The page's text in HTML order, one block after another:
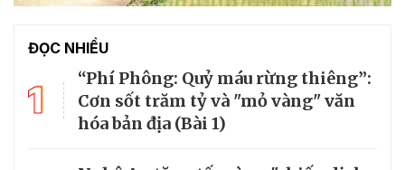
ĐỌC NHIỀU
1
“Phí Phông: Quỷ máu rừng thiêng”:
Cơn sốt trăm tỷ và "mỏ vàng" văn
hóa bản địa (Bài 1)